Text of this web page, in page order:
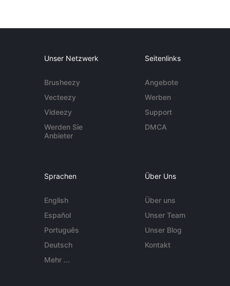
Unser Netzwerk
Brusheezy
Vecteezy
Videezy
Werden Sie
Anbieter
Seitenlinks
Angebote
Werben
Support
DMCA
Sprachen
English
Español
Português
Deutsch
Mehr ...
Über Uns
Über uns
Unser Team
Unser Blog
Kontakt